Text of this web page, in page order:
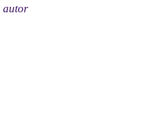
autor